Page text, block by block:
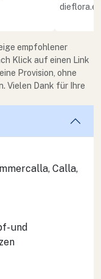
dieflora.eu
empfohlener
Klick auf einen Link
Provision, ohne
Vielen Dank für Ihre
Calla,
und